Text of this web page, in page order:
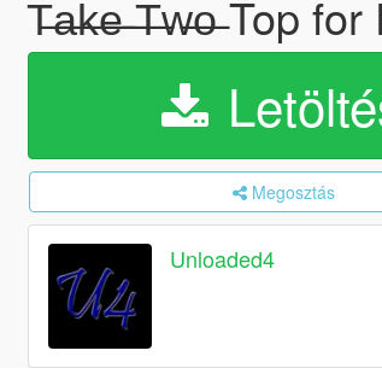
T̶a̶k̶e̶ ̶T̶w̶o̶ Top for
Megosztás
Unloaded4